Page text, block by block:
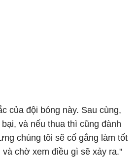
của đội bóng này. Sau cùng,
và nếu thua thì cũng đành
chúng tôi sẽ cố gắng làm tốt
chờ xem điều gì sẽ xảy ra."